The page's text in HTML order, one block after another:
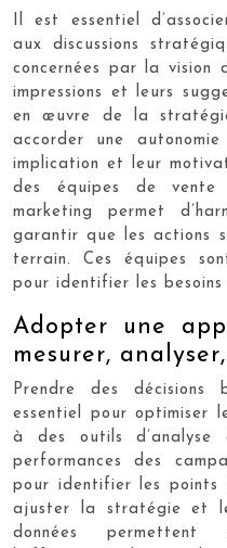
Il est essentiel
aux discussions
concernées par la vision
impressions et leurs
en œuvre de la
accorder une
implication et leur
des équipes de
marketing permet
garantir que les actions
terrain. Ces équipes
pour identifier les
Adopter une
mesurer,
Prendre des décisions
essentiel pour optimiser
à des outils d’analyse
performances des
pour identifier les
ajuster la stratégie et
données permettent